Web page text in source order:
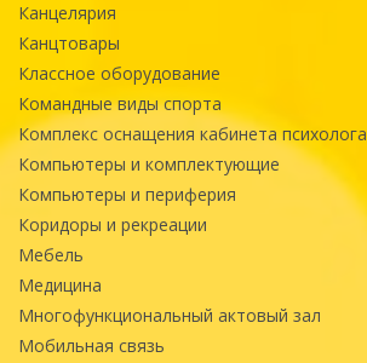
Канцелярия
Канцтовары
Классное оборудование
Командные виды спорта
Комплекс оснащения кабинета психолога
Компьютеры и комплектующие
Компьютеры и периферия
Коридоры и рекреации
Мебель
Медицина
Многофункциональный актовый зал
Мобильная связь